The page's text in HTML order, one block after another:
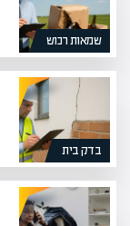
שמאות רכוש
בדק בית